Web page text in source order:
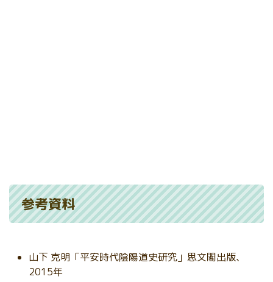
参考資料
山下 克明「平安時代陰陽道史研究」思文閣出版、
2015年